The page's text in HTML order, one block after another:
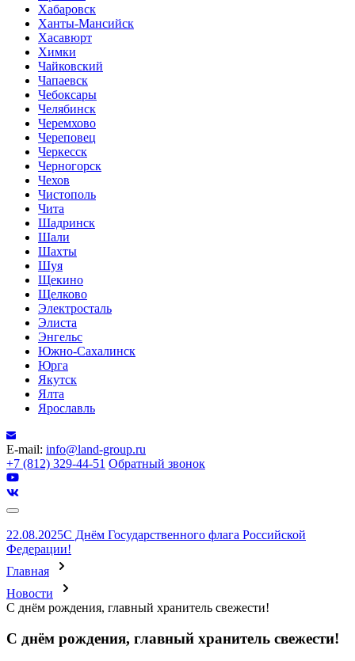
Хабаровск
Ханты-Мансийск
Хасавюрт
Химки
Чайковский
Чапаевск
Чебоксары
Челябинск
Черемхово
Череповец
Черкесск
Черногорск
Чехов
Чистополь
Чита
Шадринск
Шали
Шахты
Шуя
Щекино
Щелково
Электросталь
Элиста
Энгельс
Южно-Сахалинск
Юрга
Якутск
Ялта
Ярославль
E-mail: info@land-group.ru
+7 (812) 329-44-51 Обратный звонок
22.08.2025С Днём Государственного флага Российской
Федерации!
Главная
Новости
С днём рождения, главный хранитель свежести!
С днём рождения, главный хранитель свежести!